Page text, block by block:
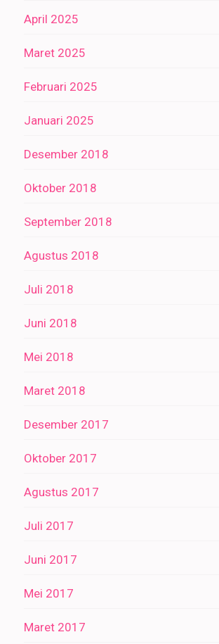
April 2025
Maret 2025
Februari 2025
Januari 2025
Desember 2018
Oktober 2018
September 2018
Agustus 2018
Juli 2018
Juni 2018
Mei 2018
Maret 2018
Desember 2017
Oktober 2017
Agustus 2017
Juli 2017
Juni 2017
Mei 2017
Maret 2017